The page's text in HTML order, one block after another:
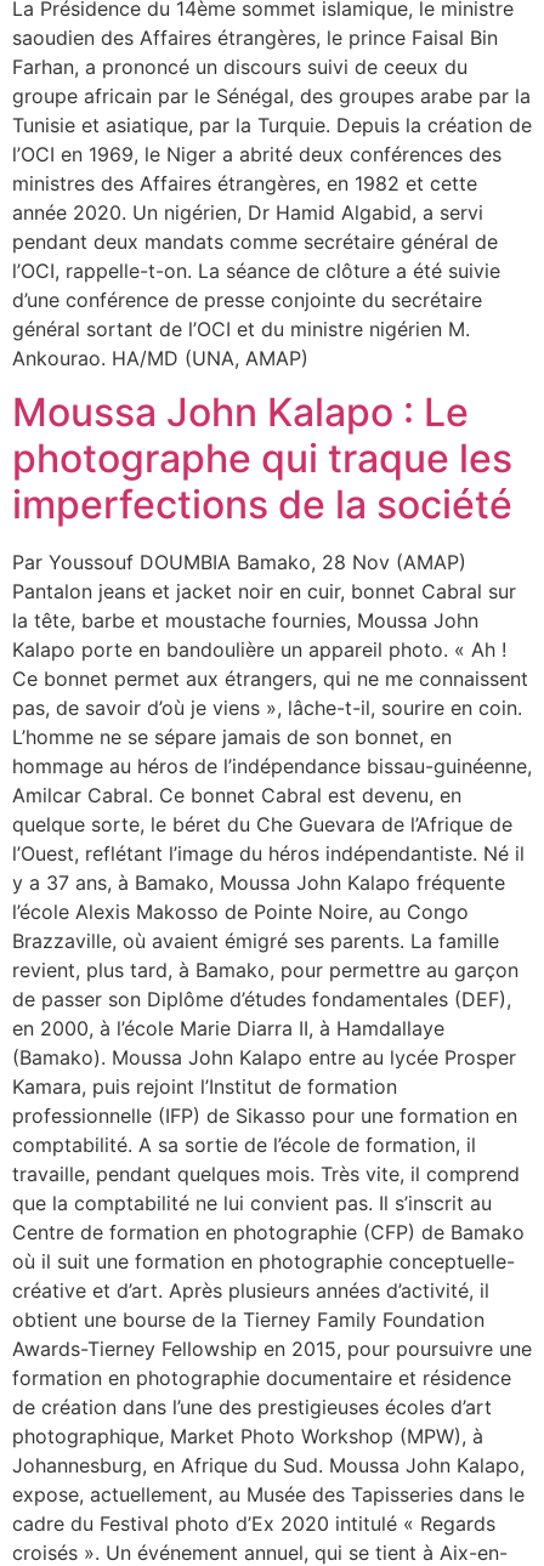
La Présidence du 14ème sommet islamique, le ministre
saoudien des Affaires étrangères, le prince Faisal Bin
Farhan, a prononcé un discours suivi de ceeux du
groupe africain par le Sénégal, des groupes arabe par la
Tunisie et asiatique, par la Turquie. Depuis la création de
l’OCI en 1969, le Niger a abrité deux conférences des
ministres des Affaires étrangères, en 1982 et cette
année 2020. Un nigérien, Dr Hamid Algabid, a servi
pendant deux mandats comme secrétaire général de
l’OCI, rappelle-t-on. La séance de clôture a été suivie
d’une conférence de presse conjointe du secrétaire
général sortant de l’OCI et du ministre nigérien M.
Ankourao. HA/MD (UNA, AMAP)
Moussa John Kalapo : Le
photographe qui traque les
imperfections de la société
Par Youssouf DOUMBIA Bamako, 28 Nov (AMAP)
Pantalon jeans et jacket noir en cuir, bonnet Cabral sur
la tête, barbe et moustache fournies, Moussa John
Kalapo porte en bandoulière un appareil photo. « Ah !
Ce bonnet permet aux étrangers, qui ne me connaissent
pas, de savoir d’où je viens », lâche-t-il, sourire en coin.
L’homme ne se sépare jamais de son bonnet, en
hommage au héros de l’indépendance bissau-guinéenne,
Amilcar Cabral. Ce bonnet Cabral est devenu, en
quelque sorte, le béret du Che Guevara de l’Afrique de
l’Ouest, reflétant l’image du héros indépendantiste. Né il
y a 37 ans, à Bamako, Moussa John Kalapo fréquente
l’école Alexis Makosso de Pointe Noire, au Congo
Brazzaville, où avaient émigré ses parents. La famille
revient, plus tard, à Bamako, pour permettre au garçon
de passer son Diplôme d’études fondamentales (DEF),
en 2000, à l’école Marie Diarra II, à Hamdallaye
(Bamako). Moussa John Kalapo entre au lycée Prosper
Kamara, puis rejoint l’Institut de formation
professionnelle (IFP) de Sikasso pour une formation en
comptabilité. A sa sortie de l’école de formation, il
travaille, pendant quelques mois. Très vite, il comprend
que la comptabilité ne lui convient pas. Il s’inscrit au
Centre de formation en photographie (CFP) de Bamako
où il suit une formation en photographie conceptuelle-
créative et d’art. Après plusieurs années d’activité, il
obtient une bourse de la Tierney Family Foundation
Awards-Tierney Fellowship en 2015, pour poursuivre une
formation en photographie documentaire et résidence
de création dans l’une des prestigieuses écoles d’art
photographique, Market Photo Workshop (MPW), à
Johannesburg, en Afrique du Sud. Moussa John Kalapo,
expose, actuellement, au Musée des Tapisseries dans le
cadre du Festival photo d’Ex 2020 intitulé « Regards
croisés ». Un événement annuel, qui se tient à Aix-en-